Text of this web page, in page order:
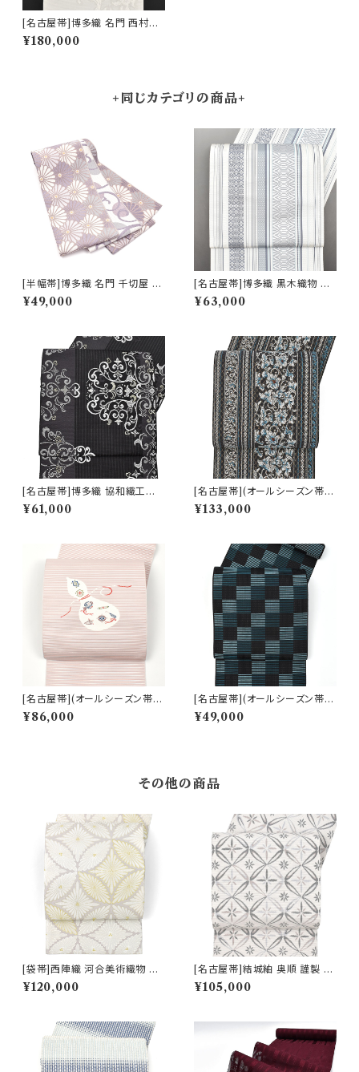
[名古屋帯]博多織 名門 西村織
物 謹製 更紗柘榴文 八寸帯 正
絹 日本製(商品番号:22431)
¥180,000
+同じカテゴリの商品+
[半幅帯]博多織 名門 千切屋 謹
製 菊繋ぎ文様 リバーシブル 両
面柄 小袋 正絹 日本製(商品番
¥49,000
[名古屋帯]博多織 黒木織物 謹
製 献上独鈷 八寸帯 正絹 日本
製(商品番号:22108)
¥63,000
[名古屋帯]博多織 協和織工場
謹製 印度彩花文 八寸帯 正絹
日本製(商品番号:22103)
¥61,000
[名古屋帯](オールシーズン帯)
博多織 筑前織物 謹製 捩れ組織
八寸帯 正絹 日本製(商品番号:2
¥133,000
[名古屋帯](オールシーズン帯)
博多織 協和織工場 謹製 瓢箪
吉祥文 八寸帯 正絹 日本製(商
¥86,000
[名古屋帯](オールシーズン帯)
博多織 協和織工場 謹製 八寸帯
正絹 日本製(商品番号:22491)
¥49,000
その他の商品
[袋帯]西陣織 河合美術織物 謹
製 唐織り 能寿大唐松七宝文 正
絹 日本製(商品番号:20086) フ
¥120,000
[名古屋帯]結城紬 奥順 謹製 型
紙捺染絣 七宝文様 八寸帯 正絹
日本製(商品番号:22495)
¥105,000